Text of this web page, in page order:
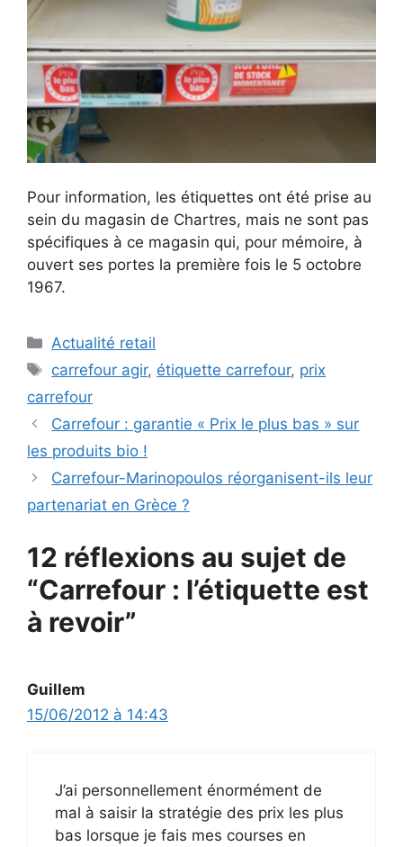
Pour information, les étiquettes ont été prise au
sein du magasin de Chartres, mais ne sont pas
spécifiques à ce magasin qui, pour mémoire, à
ouvert ses portes la première fois le 5 octobre
1967.
Catégories
Actualité retail
Étiquettes
carrefour agir, étiquette carrefour, prix
carrefour
Carrefour : garantie « Prix le plus bas » sur
les produits bio !
Carrefour-Marinopoulos réorganisent-ils leur
partenariat en Grèce ?
12 réflexions au sujet de
“Carrefour : l’étiquette est
à revoir”
Guillem
15/06/2012 à 14:43
J’ai personnellement énormément de
mal à saisir la stratégie des prix les plus
bas lorsque je fais mes courses en